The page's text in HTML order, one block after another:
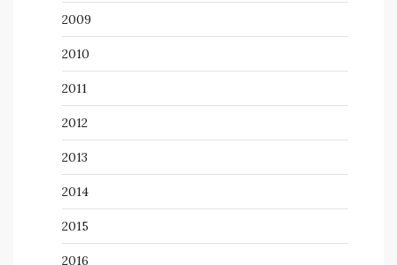
2009
2010
2011
2012
2013
2014
2015
2016